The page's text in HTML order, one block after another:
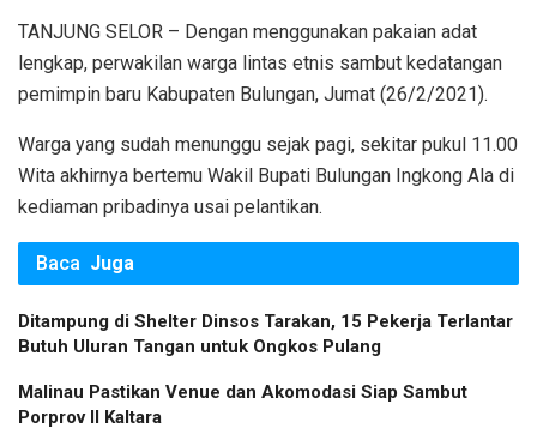
TANJUNG SELOR – Dengan menggunakan pakaian adat
lengkap, perwakilan warga lintas etnis sambut kedatangan
pemimpin baru Kabupaten Bulungan, Jumat (26/2/2021).
Warga yang sudah menunggu sejak pagi, sekitar pukul 11.00
Wita akhirnya bertemu Wakil Bupati Bulungan Ingkong Ala di
kediaman pribadinya usai pelantikan.
Baca Juga
Ditampung di Shelter Dinsos Tarakan, 15 Pekerja Terlantar
Butuh Uluran Tangan untuk Ongkos Pulang
Malinau Pastikan Venue dan Akomodasi Siap Sambut
Porprov II Kaltara